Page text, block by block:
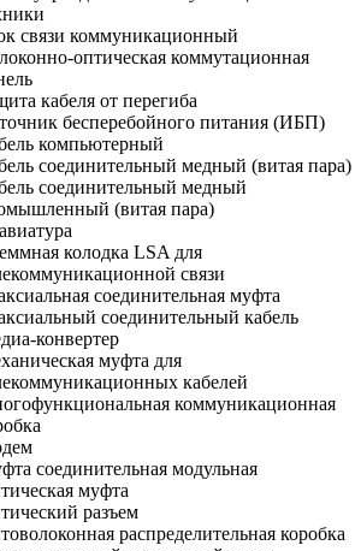
связи коммуникационный
оптическая коммутационная
кабеля от перегиба
бесперебойного питания (ИБП)
компьютерный
соединительный медный (витая пара)
соединительный медный
(витая пара)
колодка LSA для
связи
соединительная муфта
соединительный кабель
конвертер
муфта для
кабелей
коммуникационная
соединительная модульная
муфта
разъем
распределительная коробка